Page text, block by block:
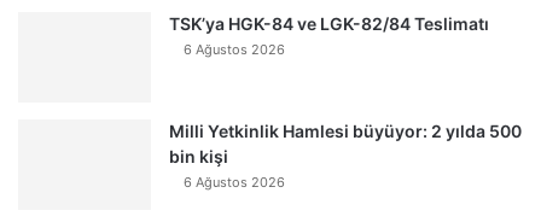
TSK’ya HGK-84 ve LGK-82/84 Teslimatı
6 Ağustos 2026
Milli Yetkinlik Hamlesi büyüyor: 2 yılda 500
bin kişi
6 Ağustos 2026